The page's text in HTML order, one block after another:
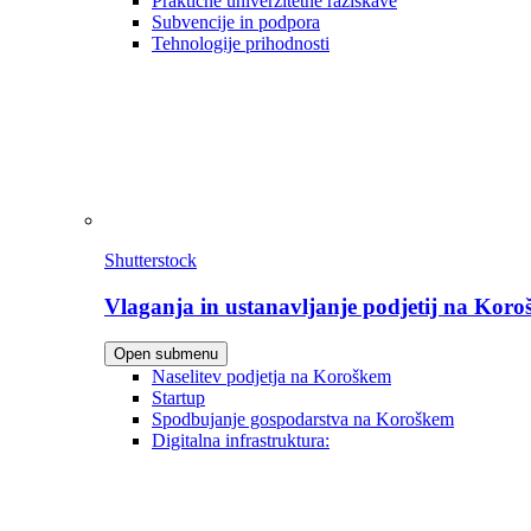
Subvencije in podpora
Tehnologije prihodnosti
Shutterstock
Vlaganja in ustanavljanje podjetij na
Open submenu
Naselitev podjetja na Koroškem
Startup
Spodbujanje gospodarstva na Koroškem
Digitalna infrastruktura: